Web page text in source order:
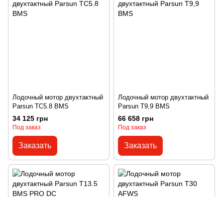
Лодочный мотор двухтактный
Parsun ТС5.8 BMS
34 125 грн
Под заказ
Заказать
Лодочный мотор двухтактный
Parsun T9,9 BMS
66 658 грн
Под заказ
Заказать